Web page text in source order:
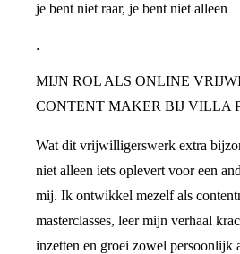
je bent niet raar, je bent niet alleen
.
MIJN ROL ALS ONLINE
CONTENT MAKER BIJ VILLA
Wat dit vrijwilligerswerk extra
niet alleen iets oplevert voor een
mij. Ik ontwikkel mezelf als
masterclasses, leer mijn verhaal
inzetten en groei zowel persoonlijk